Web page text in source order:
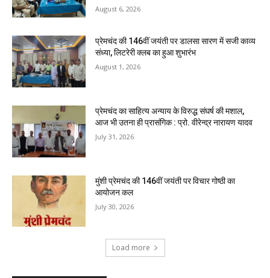
August 6, 2026
प्रेमचंद की 146वीं जयंती पर डालसा सारण में सजी काव्य
संध्या, लिटरेरी क्लब का हुआ शुभारंभ
August 1, 2026
प्रेमचंद का साहित्य अन्याय के विरुद्ध संघर्ष की मशाल,
आज भी उतना ही प्रासंगिक : प्रो. वीरेन्द्र नारायण यादव
July 31, 2026
मुंशी प्रेमचंद की 146वीं जयंती पर विचार गोष्ठी का
आयोजन कल
July 30, 2026
Load more